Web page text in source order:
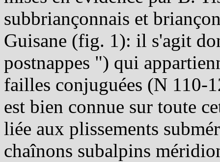
subbriançonnais et
Guisane (fig. 1): il s'agit
postnappes ") qui
failles conjuguées (N 110-
est bien connue sur toute
liée aux plissements
chaînons subalpins